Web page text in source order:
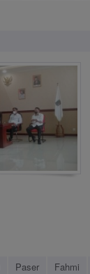
Paser Fahmi